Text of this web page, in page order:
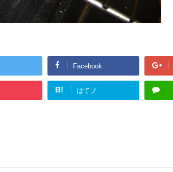
Facebook
B! はてブ